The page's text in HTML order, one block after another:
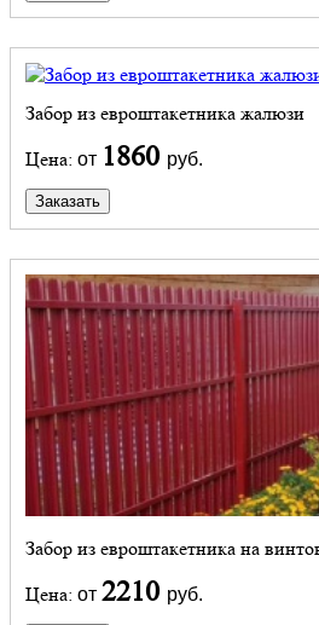
Забор из евроштакетника жалюзи
Цена: от 1860 руб.
Заказать
Забор из евроштакетника на
Цена: от 2210 руб.